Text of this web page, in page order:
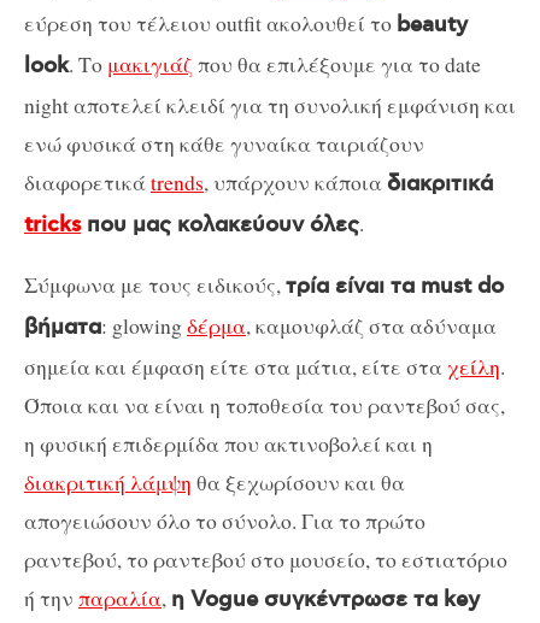
εύρεση του τέλειου outfit ακολουθεί το beauty
look. Το μακιγιάζ που θα επιλέξουμε για το date
night αποτελεί κλειδί για τη συνολική εμφάνιση και
ενώ φυσικά στη κάθε γυναίκα ταιριάζουν
διαφορετικάtrends, υπάρχουν κάποιαδιακριτικά
tricksπου μας κολακεύουν όλες.
Σύμφωνα με τους ειδικούς,τρία είναι τα must do
βήματα: glowingδέρμα, καμουφλάζ στα αδύναμα
σημεία και έμφαση είτε στα μάτια, είτε σταχείλη.
Όποια και να είναι η τοποθεσία του ραντεβού σας,
η φυσική επιδερμίδα που ακτινοβολεί και η
διακριτική λάμψη θα ξεχωρίσουν και θα
απογειώσουν όλο το σύνολο. Για το πρώτο
ραντεβού, το ραντεβού στο μουσείο, το εστιατόριο
ή την παραλία, η Vogue συγκέντρωσε τα key